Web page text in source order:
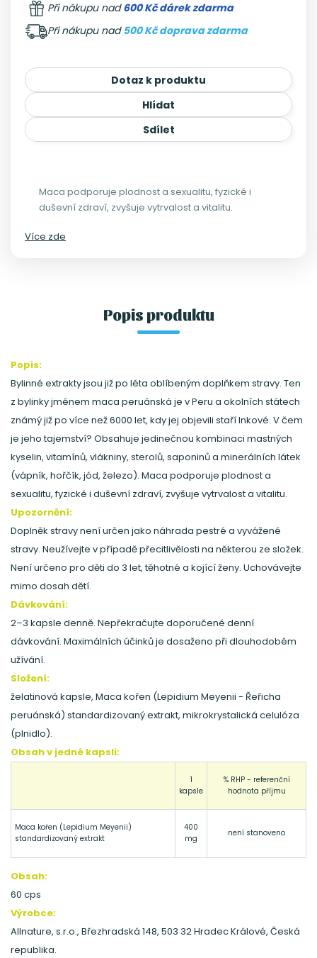
Při nákupu nad600 Kč dárek zdarma
Při nákupu nad 500 Kč doprava zdarma
Dotaz k produktu
Hlídat
Sdílet
Maca podporuje plodnost a sexualitu, fyzické i
duševní zdraví, zvyšuje vytrvalost a vitalitu.
Více zde
Popis produktu
Popis:
Bylinné extrakty jsou již po léta oblíbeným doplňkem stravy. Ten
z bylinky jménem maca peruánská je v Peru a okolních státech
známý již po více než 6000 let, kdy jej objevili staří Inkové. V čem
je jeho tajemství? Obsahuje jedinečnou kombinaci mastných
kyselin, vitamínů, vlákniny, sterolů, saponinů a minerálních látek
(vápník, hořčík, jód, železo). Maca podporuje plodnost a
sexualitu, fyzické i duševní zdraví, zvyšuje vytrvalost a vitalitu.
Upozornění:
Doplněk stravy není určen jako náhrada pestré a vyvážené
stravy. Neužívejte v případě přecitlivělosti na některou ze složek.
Není určeno pro děti do 3 let, těhotné a kojící ženy. Uchovávejte
mimo dosah dětí.
Dávkování:
2–3 kapsle denně. Nepřekračujte doporučené denní
dávkování. Maximálních účinků je dosaženo při dlouhodobém
užívání.
Složení:
želatinová kapsle, Maca kořen (Lepidium Meyenii - Řeřicha
peruánská) standardizovaný extrakt, mikrokrystalická celulóza
(plnidlo).
Obsah v jedné kapsli:
1
kapsle
% RHP - referenční
hodnota příjmu
Maca kořen (Lepidium Meyenii)
standardizovaný extrakt
400
mg
není stanoveno
Obsah:
60 cps
Výrobce:
Allnature, s.r.o., Březhradská 148, 503 32 Hradec Králové, Česká
republika.